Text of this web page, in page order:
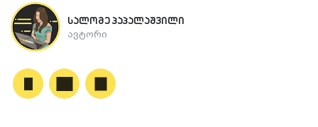
სალომე პაპალაშვილი
ავტორი